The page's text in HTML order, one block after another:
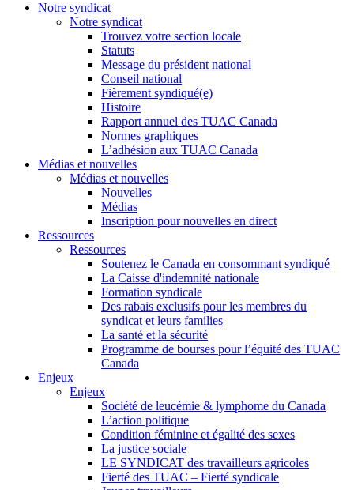
Notre syndicat
Notre syndicat
Trouvez votre section locale
Statuts
Message du président national
Conseil national
Fièrement syndiqué(e)
Histoire
Rapport annuel des TUAC Canada
Normes graphiques
L’adhésion aux TUAC Canada
Médias et nouvelles
Médias et nouvelles
Nouvelles
Médias
Inscription pour nouvelles en direct
Ressources
Ressources
Soutenez le Canada en consommant syndiqué
La Caisse d'indemnité nationale
Formation syndicale
Des rabais exclusifs pour les membres du
syndicat et leurs families
La santé et la sécurité
Programme de bourses pour l’équité des TUAC
Canada
Enjeux
Enjeux
Société de leucémie & lymphome du Canada
L’action politique
Condition féminine et égalité des sexes
La justice sociale
LE SYNDICAT des travailleurs agricoles
Fierté des TUAC – Fierté syndicale